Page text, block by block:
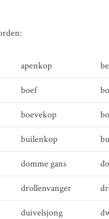
apenkop
boef
boevekop
builenkop
domme gans
drollenvanger
duivelsjong